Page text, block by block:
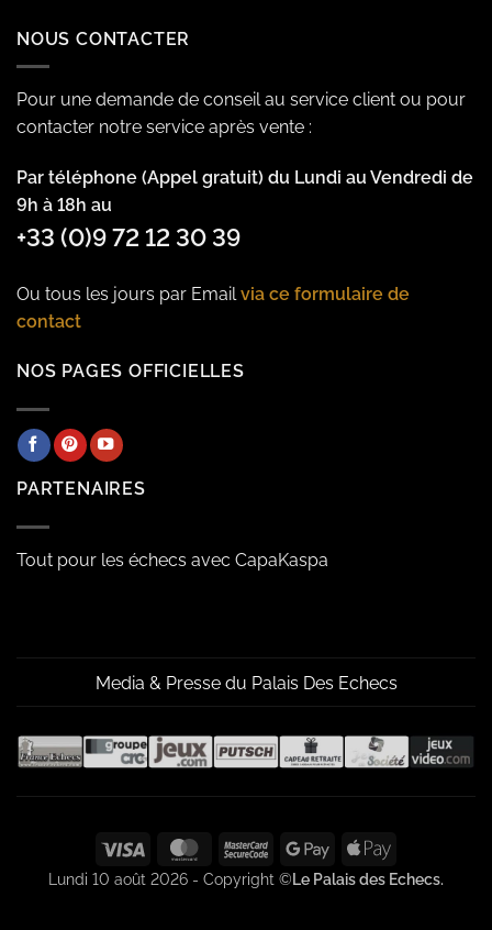
NOUS CONTACTER
Pour une demande de conseil au service client ou pour
contacter notre service après vente :
Par téléphone (Appel gratuit) du Lundi au Vendredi de
9h à 18h au
+33 (0)9 72 12 30 39
Ou tous les jours par Email via ce formulaire de
contact
NOS PAGES OFFICIELLES
PARTENAIRES
Tout pour les échecs avec CapaKaspa
Media & Presse du Palais Des Echecs
Visa MasterCardMasterCard
2
Google
Pay
Apple
Pay
Lundi 10 août 2026 - Copyright ©Le Palais des Echecs.